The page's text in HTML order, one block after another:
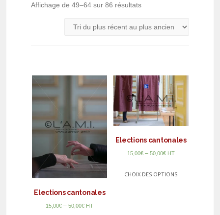
Affichage de 49–64 sur 86 résultats
Elections cantonales
15,00€ –50,00€ HT
Elections cantonales
15,00€– 50,00€ HT
CHOIX DES OPTIONS